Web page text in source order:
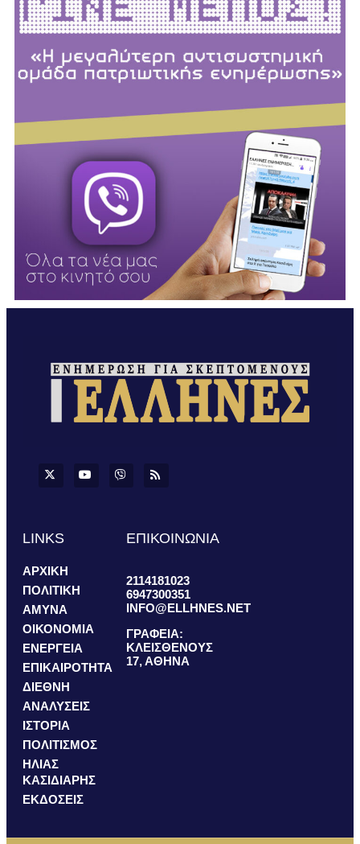
LINKS
ΑΡΧΙΚΗ
ΠΟΛΙΤΙΚΗ
ΑΜΥΝΑ
ΟΙΚΟΝΟΜΙΑ
ΕΝΕΡΓΕΙΑ
ΕΠΙΚΑΙΡΟΤΗΤΑ
ΔΙΕΘΝΗ
ΑΝΑΛΥΣΕΙΣ
ΙΣΤΟΡΙΑ
ΠΟΛΙΤΙΣΜΟΣ
ΗΛΙΑΣ
ΚΑΣΙΔΙΑΡΗΣ
ΕΚΔΟΣΕΙΣ
ΕΠΙΚΟΙΝΩΝΙΑ
2114181023
6947300351
INFO@ELLHNES.NET
ΓΡΑΦΕΙΑ:
ΚΛΕΙΣΘΕΝΟΥΣ
17, ΑΘΗΝΑ